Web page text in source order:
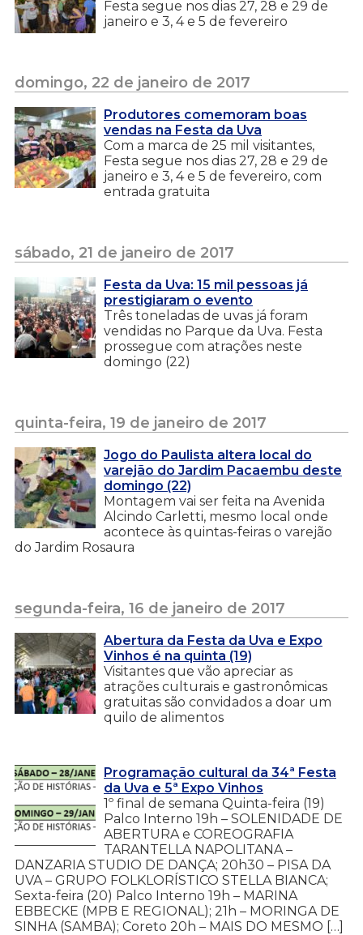
Festa segue nos dias 27, 28 e 29 de
janeiro e 3, 4 e 5 de fevereiro
domingo, 22 de janeiro de 2017
Produtores comemoram boas
vendas na Festa da Uva
Com a marca de 25 mil visitantes,
Festa segue nos dias 27, 28 e 29 de
janeiro e 3, 4 e 5 de fevereiro, com
entrada gratuita
sábado, 21 de janeiro de 2017
Festa da Uva: 15 mil pessoas já
prestigiaram o evento
Três toneladas de uvas já foram
vendidas no Parque da Uva. Festa
prossegue com atrações neste
domingo (22)
quinta-feira, 19 de janeiro de 2017
Jogo do Paulista altera local do
varejão do Jardim Pacaembu deste
domingo (22)
Montagem vai ser feita na Avenida
Alcindo Carletti, mesmo local onde
acontece às quintas-feiras o varejão
do Jardim Rosaura
segunda-feira, 16 de janeiro de 2017
Abertura da Festa da Uva e Expo
Vinhos é na quinta (19)
Visitantes que vão apreciar as
atrações culturais e gastronômicas
gratuitas são convidados a doar um
quilo de alimentos
Programação cultural da 34ª Festa
da Uva e 5ª Expo Vinhos
1º final de semana Quinta-feira (19)
Palco Interno 19h – SOLENIDADE DE
ABERTURA e COREOGRAFIA
TARANTELLA NAPOLITANA –
DANZARIA STUDIO DE DANÇA; 20h30 – PISA DA
UVA – GRUPO FOLKLORÍSTICO STELLA BIANCA;
Sexta-feira (20) Palco Interno 19h – MARINA
EBBECKE (MPB E REGIONAL); 21h – MORINGA DE
SINHA (SAMBA); Coreto 20h – MAIS DO MESMO […]